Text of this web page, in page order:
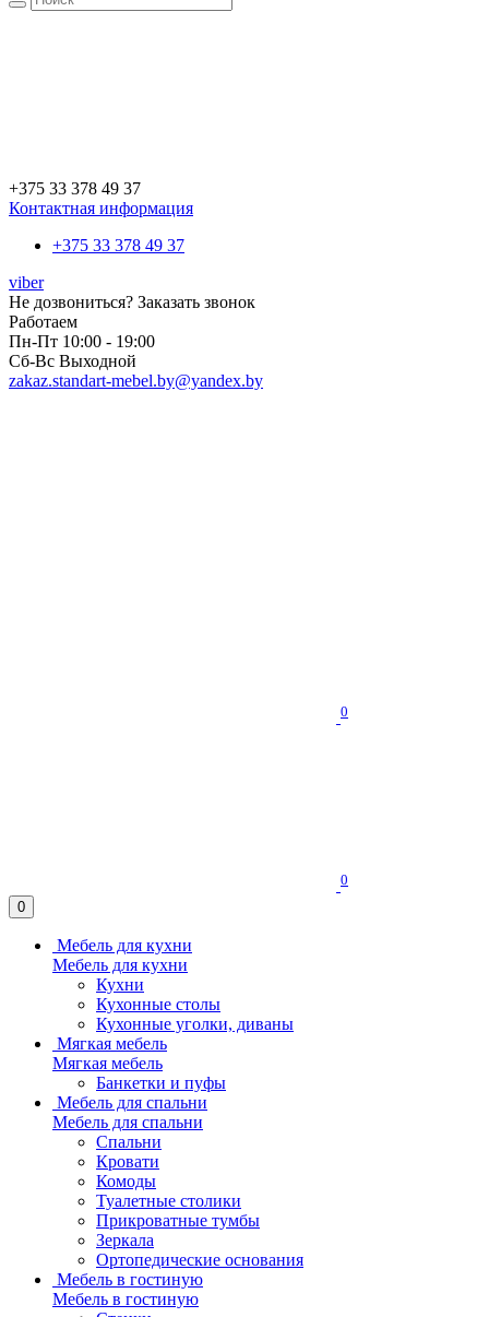
+375 33 378 49 37
Контактная информация
+375 33 378 49 37
viber
Не дозвониться? Заказать звонок
Работаем
Пн-Пт 10:00 - 19:00
Сб-Вс Выходной
zakaz.standart-mebel.by@yandex.by
0
0
0
Мебель для кухни
Мебель для кухни
Кухни
Кухонные столы
Кухонные уголки, диваны
Мягкая мебель
Мягкая мебель
Банкетки и пуфы
Мебель для спальни
Мебель для спальни
Спальни
Кровати
Комоды
Туалетные столики
Прикроватные тумбы
Зеркала
Ортопедические основания
Мебель в гостиную
Мебель в гостиную